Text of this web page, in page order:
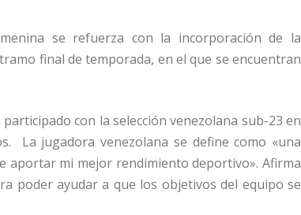
se refuerza con la incorporación de la
final de temporada, en el que se encuentran
con la selección venezolana sub-23 en
La jugadora venezolana se define como «una
aportar mi mejor rendimiento deportivo». Afirma
poder ayudar a que los objetivos del equipo se